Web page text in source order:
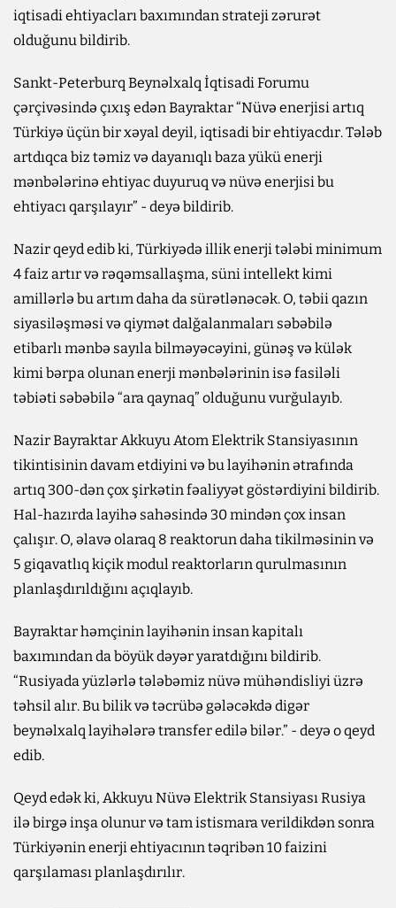
iqtisadi ehtiyacları baxımından strateji zərurət
olduğunu bildirib.
Sankt-Peterburq Beynəlxalq İqtisadi Forumu
çərçivəsində çıxış edən Bayraktar “Nüvə enerjisi artıq
Türkiyə üçün bir xəyal deyil, iqtisadi bir ehtiyacdır. Tələb
artdıqca biz təmiz və dayanıqlı baza yükü enerji
mənbələrinə ehtiyac duyuruq və nüvə enerjisi bu
ehtiyacı qarşılayır” - deyə bildirib.
Nazir qeyd edib ki, Türkiyədə illik enerji tələbi minimum
4 faiz artır və rəqəmsallaşma, süni intellekt kimi
amillərlə bu artım daha da sürətlənəcək. O, təbii qazın
siyasiləşməsi və qiymət dalğalanmaları səbəbilə
etibarlı mənbə sayıla bilməyəcəyini, günəş və külək
kimi bərpa olunan enerji mənbələrinin isə fasiləli
təbiəti səbəbilə “ara qaynaq” olduğunu vurğulayıb.
Nazir Bayraktar Akkuyu Atom Elektrik Stansiyasının
tikintisinin davam etdiyini və bu layihənin ətrafında
artıq 300-dən çox şirkətin fəaliyyət göstərdiyini bildirib.
Hal-hazırda layihə sahəsində 30 mindən çox insan
çalışır. O, əlavə olaraq 8 reaktorun daha tikilməsinin və
5 giqavatlıq kiçik modul reaktorların qurulmasının
planlaşdırıldığını açıqlayıb.
Bayraktar həmçinin layihənin insan kapitalı
baxımından da böyük dəyər yaratdığını bildirib.
“Rusiyada yüzlərlə tələbəmiz nüvə mühəndisliyi üzrə
təhsil alır. Bu bilik və təcrübə gələcəkdə digər
beynəlxalq layihələrə transfer edilə bilər.” - deyə o qeyd
edib.
Qeyd edək ki, Akkuyu Nüvə Elektrik Stansiyası Rusiya
ilə birgə inşa olunur və tam istismara verildikdən sonra
Türkiyənin enerji ehtiyacının təqribən 10 faizini
qarşılaması planlaşdırılır.